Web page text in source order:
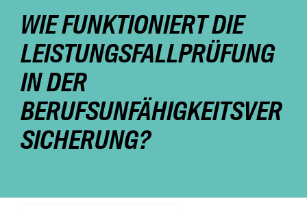
Nachhaltigkeit
Magazin
WIE FUNKTIONIERT DIE
LEISTUNGSFALLPRÜFUNG
IN DER
BERUFSUNFÄHIGKEITSVER
SICHERUNG?